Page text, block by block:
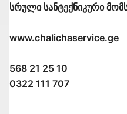
სრული სანტექნიკური
www.chalichaservice.ge
568 21 25 10
0322 111 707